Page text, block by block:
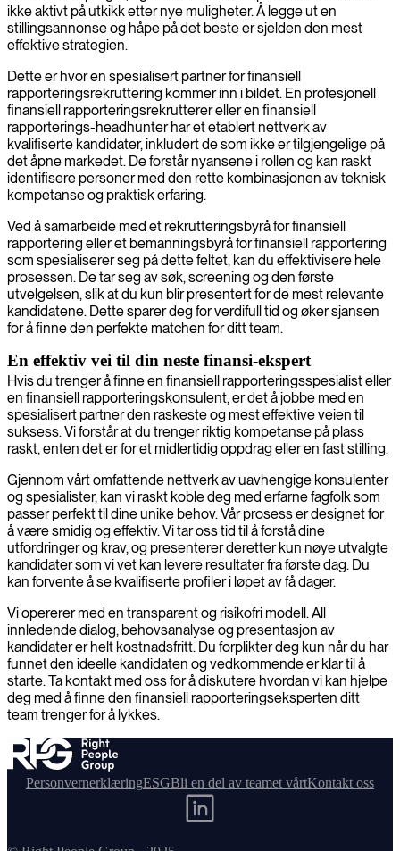
ikke aktivt på utkikk etter nye muligheter. Å legge ut en
stillingsannonse og håpe på det beste er sjelden den mest
effektive strategien.
Dette er hvor en spesialisert partner for finansiell
rapporteringsrekruttering kommer inn i bildet. En profesjonell
finansiell rapporteringsrekrutterer eller en finansiell
rapporterings-headhunter har et etablert nettverk av
kvalifiserte kandidater, inkludert de som ikke er tilgjengelige på
det åpne markedet. De forstår nyansene i rollen og kan raskt
identifisere personer med den rette kombinasjonen av teknisk
kompetanse og praktisk erfaring.
Ved å samarbeide med et rekrutteringsbyrå for finansiell
rapportering eller et bemanningsbyrå for finansiell rapportering
som spesialiserer seg på dette feltet, kan du effektivisere hele
prosessen. De tar seg av søk, screening og den første
utvelgelsen, slik at du kun blir presentert for de mest relevante
kandidatene. Dette sparer deg for verdifull tid og øker sjansen
for å finne den perfekte matchen for ditt team.
En effektiv vei til din neste finansi-ekspert
Hvis du trenger å finne en finansiell rapporteringsspesialist eller
en finansiell rapporteringskonsulent, er det å jobbe med en
spesialisert partner den raskeste og mest effektive veien til
suksess. Vi forstår at du trenger riktig kompetanse på plass
raskt, enten det er for et midlertidig oppdrag eller en fast stilling.
Gjennom vårt omfattende nettverk av uavhengige konsulenter
og spesialister, kan vi raskt koble deg med erfarne fagfolk som
passer perfekt til dine unike behov. Vår prosess er designet for
å være smidig og effektiv. Vi tar oss tid til å forstå dine
utfordringer og krav, og presenterer deretter kun nøye utvalgte
kandidater som vi vet kan levere resultater fra første dag. Du
kan forvente å se kvalifiserte profiler i løpet av få dager.
Vi opererer med en transparent og risikofri modell. All
innledende dialog, behovsanalyse og presentasjon av
kandidater er helt kostnadsfritt. Du forplikter deg kun når du har
funnet den ideelle kandidaten og vedkommende er klar til å
starte. Ta kontakt med oss for å diskutere hvordan vi kan hjelpe
deg med å finne den finansiell rapporteringseksperten ditt
team trenger for å lykkes.
PersonvernerklæringESGBli en del av teamet vårtKontakt oss